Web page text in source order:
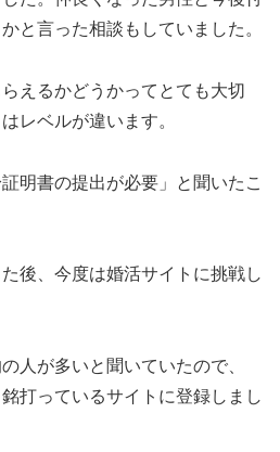
と言った相談もしていました。
えるかどうかってとても大切
レベルが違います。
明書の提出が必要」と聞いたこ
後、今度は婚活サイトに挑戦し
人が多いと聞いていたので、
打っているサイトに登録しまし